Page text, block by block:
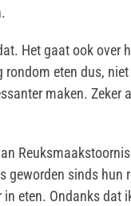
Het gaat ook over
rondom eten dus,
maken.
geworden sinds hun
eten. Ondanks dat